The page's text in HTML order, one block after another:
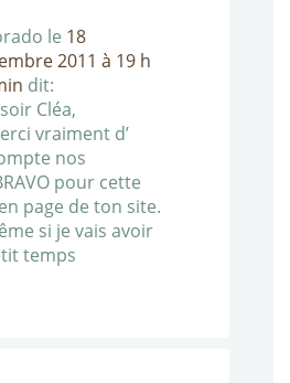
le 18
2011 à 19 h
dit:
Cléa,
vraiment d’
nos
pour cette
page de ton site.
si je vais avoir
temps